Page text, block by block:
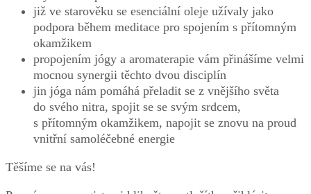
již ve starověku se esenciální oleje užívaly jako
podpora během meditace pro spojením s přítomným
okamžikem
propojením jógy a aromaterapie vám přinášíme velmi
mocnou synergii těchto dvou disciplín
jin jóga nám pomáhá přeladit se z vnějšího světa
do svého nitra, spojit se se svým srdcem,
s přítomným okamžikem, napojit se znovu na proud
vnitřní samoléčebné energie
Těšíme se na vás!